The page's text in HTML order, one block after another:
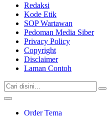
Redaksi
Kode Etik
SOP Wartawan
Pedoman Media Siber
Privacy Policy
Copyright
Disclaimer
Laman Contoh
Order Tema